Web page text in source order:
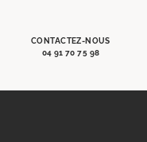
CONTACTEZ-NOUS
04 91 70 75 98